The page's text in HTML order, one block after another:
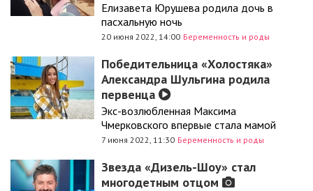
Елизавета Юрушева родила дочь в
пасхальную ночь
20 июня 2022, 14:00 Беременность и роды
Победительница «Холостяка»
Александра Шульгина родила
первенца
Экс-возлюбленная Максима
Чмерковского впервые стала мамой
7 июня 2022, 11:30 Беременность и роды
Звезда «Дизель-Шоу» стал
многодетным отцом